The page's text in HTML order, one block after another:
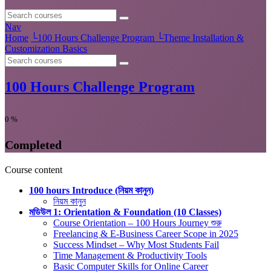
Nav
Home └100 Hours Challenge Program └Theme Installation &
Customization Basics
100 Hours Challenge Program
0 %
Completed
Course content
100 hours Introduce (নিয়ম কানুন)
নিয়ম কানুন
মডিউল 1: Orientation & Foundation (10 Classes)
Course Orientation – 100 Hours Journey শুরু
Freelancing & E-Business Career Scope in 2025
Success Mindset – Why Most Students Fail
Time Management & Productivity Tools
Basic Computer Skills for Online Career